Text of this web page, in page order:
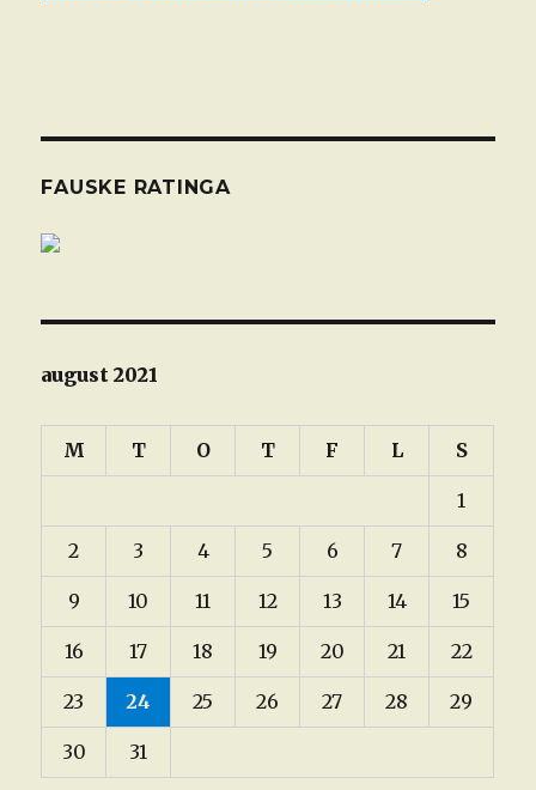
FAUSKE RATINGA
august 2021
M T O T F L S
1
2 3 4 5 6 7 8
9 10 11 12 13 14 15
16 17 18 19 20 21 22
23 24 25 26 27 28 29
30 31